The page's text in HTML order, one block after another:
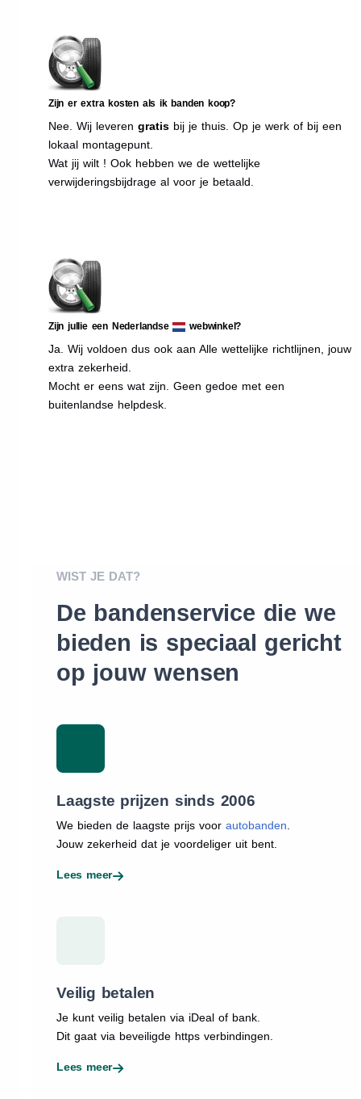
Zijn er extra kosten als ik banden koop?
Nee. Wij leveren gratis bij je thuis. Op je werk of bij een
lokaal montagepunt.
Wat jij wilt ! Ook hebben we de wettelijke
verwijderingsbijdrage al voor je betaald.
Zijn jullie een Nederlandse webwinkel?
Ja. Wij voldoen dus ook aan Alle wettelijke richtlijnen, jouw
extra zekerheid.
Mocht er eens wat zijn. Geen gedoe met een
buitenlandse helpdesk.
WIST JE DAT?
De bandenservice die we
bieden is speciaal gericht
op jouw wensen
Laagste prijzen sinds 2006
We bieden de laagste prijs voor autobanden
Jouw zekerheid dat je voordeliger uit bent.
Lees meer
Veilig betalen
Je kunt veilig betalen via iDeal of bank.
Dit gaat via beveiligde https verbindingen.
Lees meer